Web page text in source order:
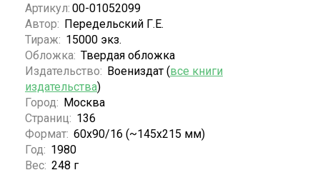
Артикул: 00-01052099
Автор: Передельский Г.Е.
Тираж: 15000 экз.
Обложка: Твердая обложка
Издательство: Воениздат (все книги
издательства)
Город: Москва
Страниц: 136
Формат: 60x90/16 (~145х215 мм)
Год: 1980
Вес: 248 г